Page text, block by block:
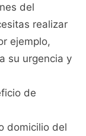
del
realizar
ejemplo,
su urgencia y
de
domicilio del